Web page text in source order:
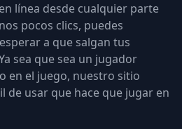
línea desde cualquier parte
pocos clics, puedes
a que salgan tus
sea que sea un jugador
en el juego, nuestro sitio
de usar que hace que jugar en